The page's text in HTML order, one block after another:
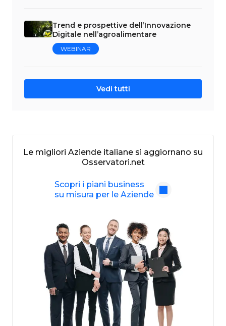
Trend e prospettive dell’Innovazione
Digitale nell’agroalimentare
WEBINAR
Vedi tutti
Le migliori Aziende italiane si aggiornano su
Osservatori.net
Scopri i piani business
su misura per le Aziende